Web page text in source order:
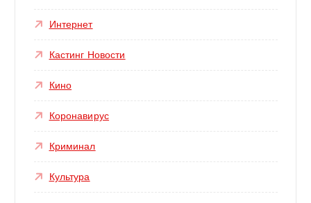
Интернет
Кастинг Новости
Кино
Коронавирус
Криминал
Культура